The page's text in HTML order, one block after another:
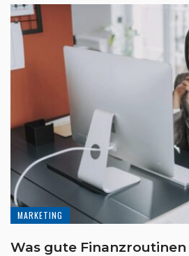
MARKETING
Was gute